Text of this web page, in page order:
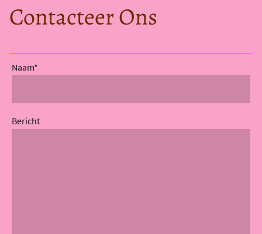
Contacteer Ons
Naam*
Bericht